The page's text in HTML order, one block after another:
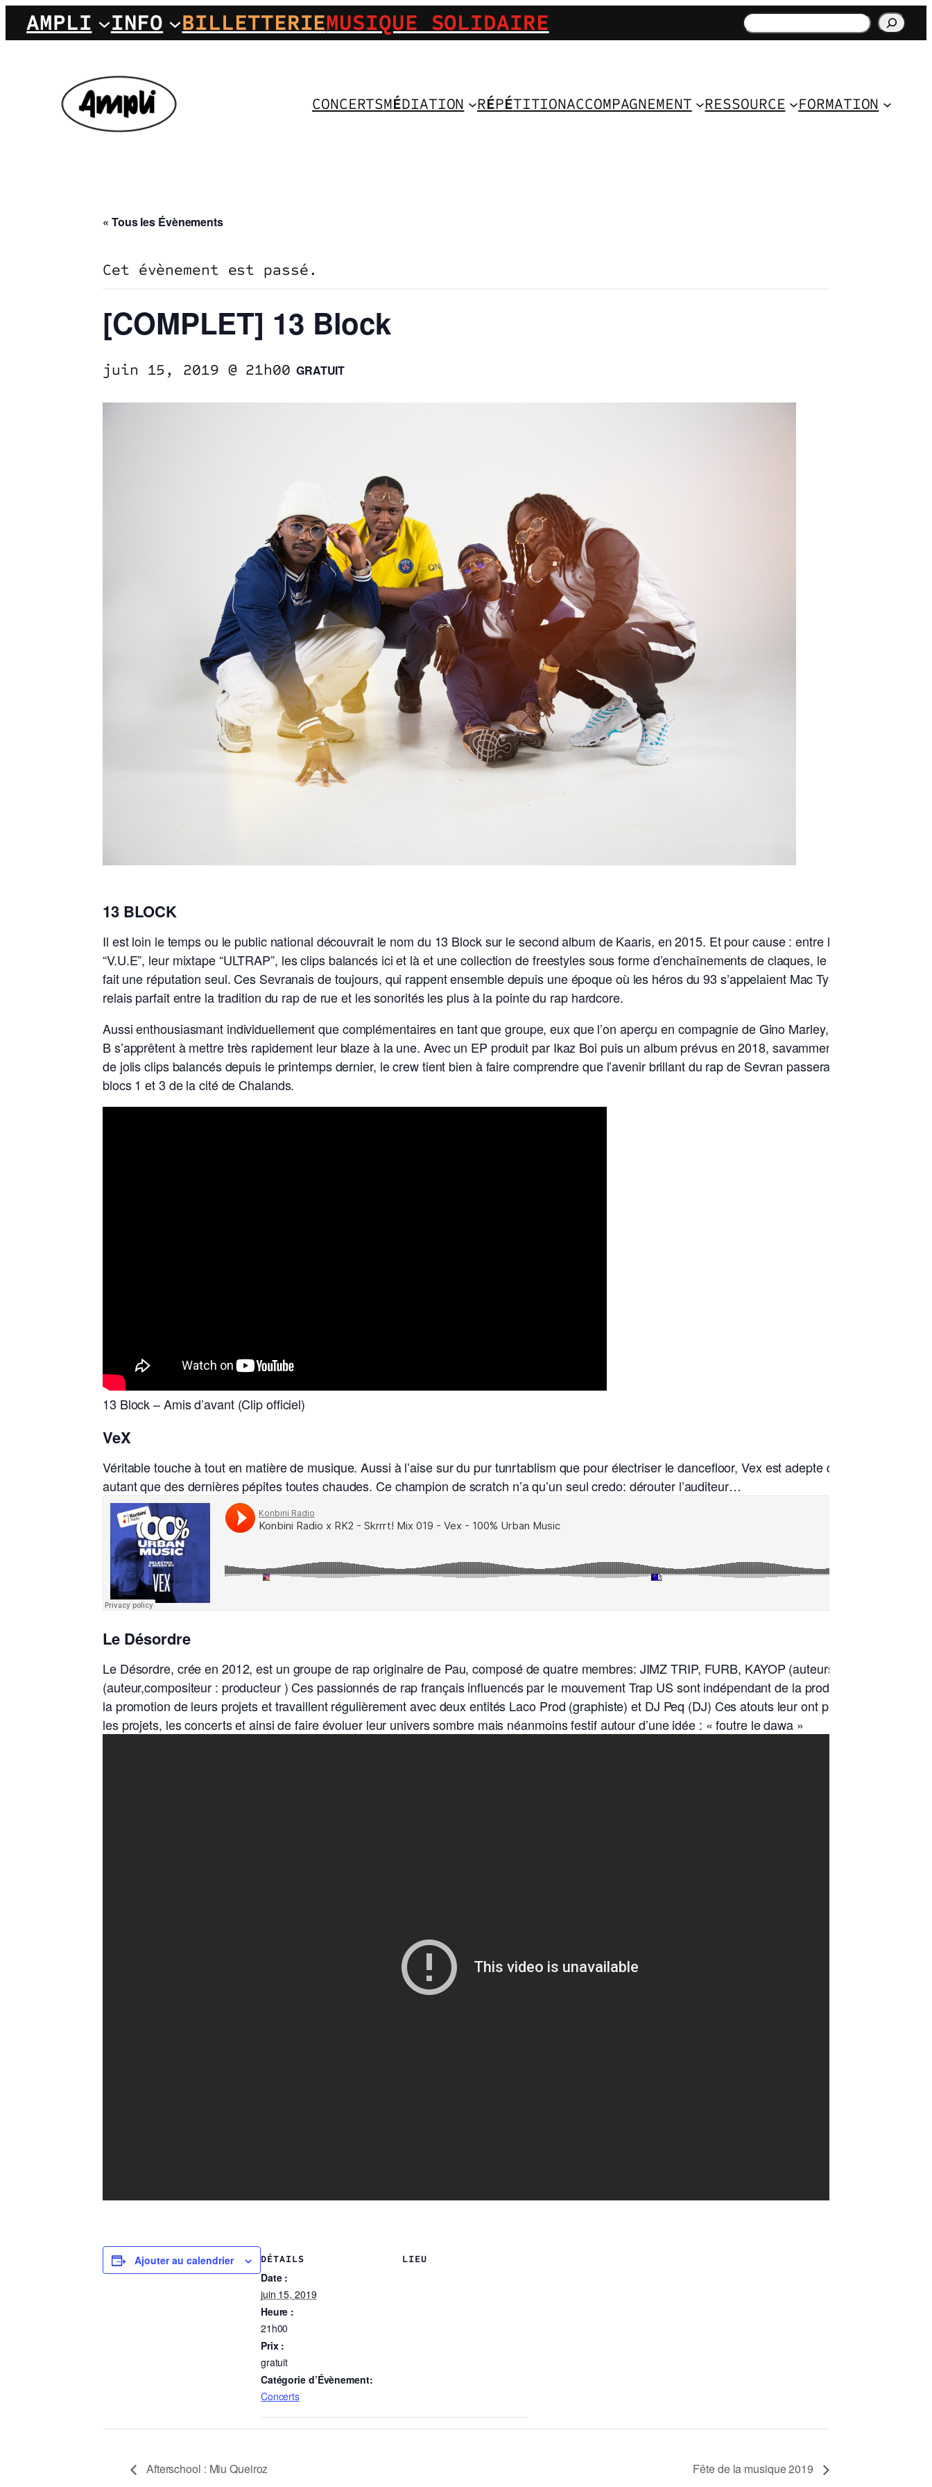
AMPLI INFO BILLETTERIEMUSIQUE SOLIDAIRE Rechercher
CONCERTSMÉDIATION RÉPÉTITIONACCOMPAGNEMENT RESSOURCE FORMATION
« Tous les Évènements
Cet évènement est passé.
[COMPLET] 13 Block
juin 15, 2019 @ 21h00 GRATUIT
13 BLOCK
Il est loin le temps ou le public national découvrait le nom du 13 Block sur le second album de Kaaris, en 2015. Et pour cause : entre leur premier album
“V.U.E”, leur mixtape “ULTRAP”, les clips balancés ici et là et une collection de freestyles sous forme d’enchaînements de claques, le 13Blo Gang s’est
fait une réputation seul. Ces Sevranais de toujours, qui rappent ensemble depuis une époque où les héros du 93 s’appelaient Mac Tyer et Sefyu, sont le
relais parfait entre la tradition du rap de rue et les sonorités les plus à la pointe du rap hardcore.
Aussi enthousiasmant individuellement que complémentaires en tant que groupe, eux que l’on aperçu en compagnie de Gino Marley, Alkpote ou CHeu-
B s’apprêtent à mettre très rapidement leur blaze à la une. Avec un EP produit par Ikaz Boi puis un album prévus en 2018, savamment teasés à coup
de jolis clips balancés depuis le printemps dernier, le crew tient bien à faire comprendre que l’avenir brillant du rap de Sevran passera aussi par les
blocs 1 et 3 de la cité de Chalands.
13 Block – Amis d’avant (Clip officiel)
VeX
Véritable touche à tout en matière de musique. Aussi à l’aise sur du pur tunrtablism que pour électriser le dancefloor, Vex est adepte des vieux tubes
autant que des dernières pépites toutes chaudes. Ce champion de scratch n’a qu’un seul credo: dérouter l’auditeur…
Le Désordre
Le Désordre, crée en 2012, est un groupe de rap originaire de Pau, composé de quatre membres: JIMZ TRIP, FURB, KAYOP (auteurs) OG MOFO
(auteur,compositeur : producteur ) Ces passionnés de rap français influencés par le mouvement Trap US sont indépendant de la production musicale à
la promotion de leurs projets et travaillent régulièrement avec deux entités Laco Prod (graphiste) et DJ Peq (DJ) Ces atouts leur ont permis d’enchaîner
les projets, les concerts et ainsi de faire évoluer leur univers sombre mais néanmoins festif autour d’une idée : « foutre le dawa »
Ajouter au calendrier DÉTAILS
Date :
juin 15, 2019
Heure :
21h00
Prix :
gratuit
Catégorie d’Évènement:
Concerts
LIEU
Afterschool : Miu Queiroz Fête de la musique 2019